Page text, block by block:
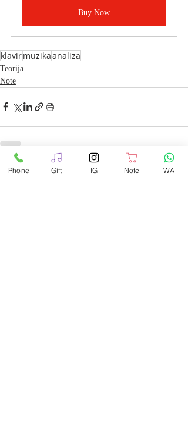
Buy Now
klavirmuzikaanaliza
Teorija
Note
Recent Posts See All
Phone Gift IG Note WA